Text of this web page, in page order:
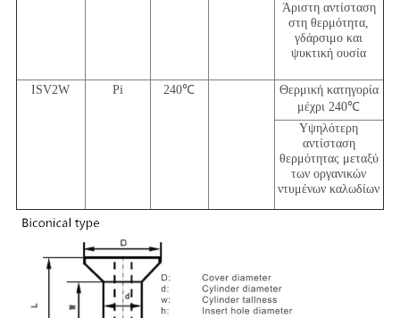
Άριστη αντίσταση
στη θερμότητα,
γδάρσιμο και
ψυκτική ουσία
ISV2W Pi 240℃
Θερμική κατηγορία
μέχρι 240℃
Υψηλότερη
αντίσταση
θερμότητας μεταξύ
των οργανικών
ντυμένων καλωδίων